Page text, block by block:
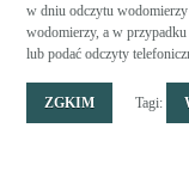
w dniu odczytu
wodomierzy, a w
lub podać odczyty
ZGKIM Tagi: